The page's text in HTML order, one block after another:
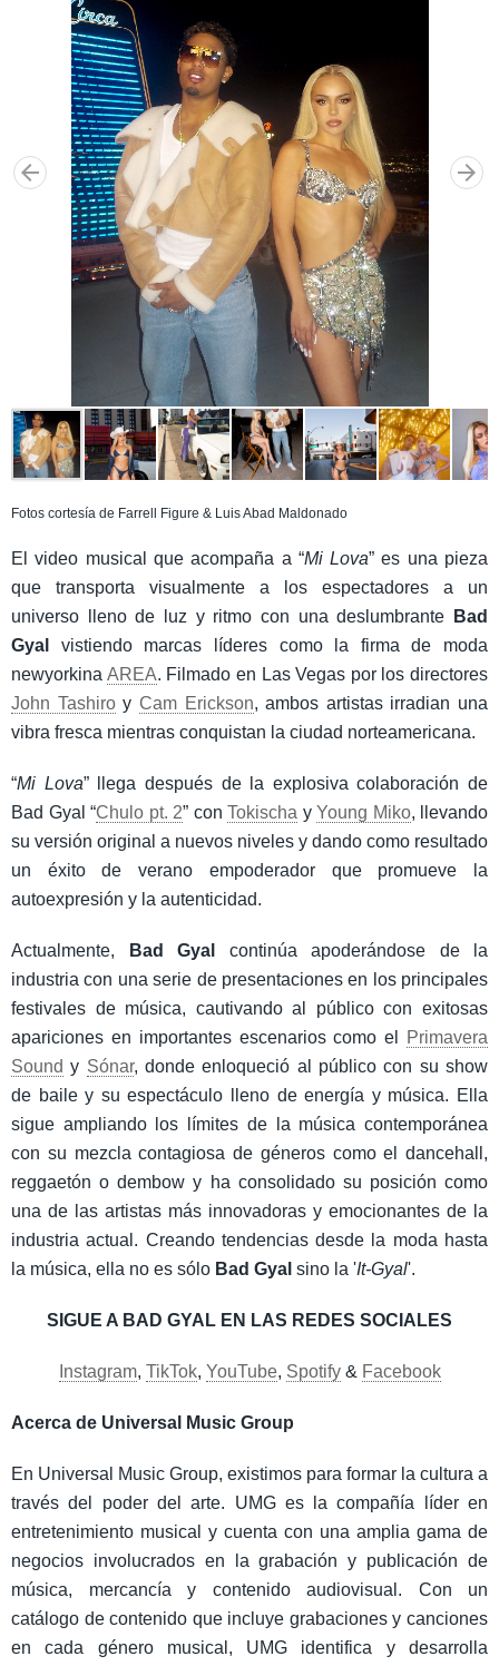
Fotos cortesía de Farrell Figure & Luis Abad Maldonado
El video musical que acompaña a “Mi Lova” es una pieza
que transporta visualmente a los espectadores a un
universo lleno de luz y ritmo con una deslumbrante
Bad
Gyal
vistiendo marcas líderes como la firma de moda
newyorkina AREA. Filmado en Las Vegas por los directores
John Tashiroy Cam Erickson, ambos artistas irradian una
vibra fresca mientras conquistan la ciudad norteamericana.
“Mi Lova” llega después de la explosiva colaboración de
Bad Gyal “Chulo pt. 2” con Tokischa y Young Miko, llevando
su versión original a nuevos niveles y dando como resultado
un éxito de verano empoderador que promueve la
autoexpresión y la autenticidad.
Actualmente, Bad Gyal
continúa apoderándose de la
industria con una serie de presentaciones en los principales
festivales de música, cautivando al público con exitosas
apariciones en importantes escenarios como el
Primavera
Sound y Sónar, donde enloqueció al público con su show
de baile y su espectáculo lleno de energía y música. Ella
sigue ampliando los límites de la música contemporánea
con su mezcla contagiosa de géneros como el dancehall,
reggaetón o dembow y ha consolidado su posición como
una de las artistas más innovadoras y emocionantes de la
industria actual. Creando tendencias desde la moda hasta
la música, ella no es sólo Bad Gyal sino la 'It-Gyal'.
SIGUE A BAD GYAL EN LAS REDES SOCIALES
Instagram, TikTok, YouTube, Spotify& Facebook
Acerca de Universal Music Group
En Universal Music Group, existimos para formar la cultura a
través del poder del arte. UMG es la compañía líder en
entretenimiento musical y cuenta con una amplia gama de
negocios involucrados en la grabación y publicación de
música, mercancía y contenido audiovisual. Con un
catálogo de contenido que incluye grabaciones y canciones
en cada género musical, UMG identifica y desarrolla